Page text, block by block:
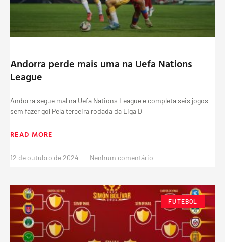
Andorra perde mais uma na Uefa Nations
League
Andorra segue mal na Uefa Nations League e completa seis jogos
sem fazer gol Pela terceira rodada da Liga D
READ MORE
12 de outubro de 2024 Nenhum comentário
FUTEBOL